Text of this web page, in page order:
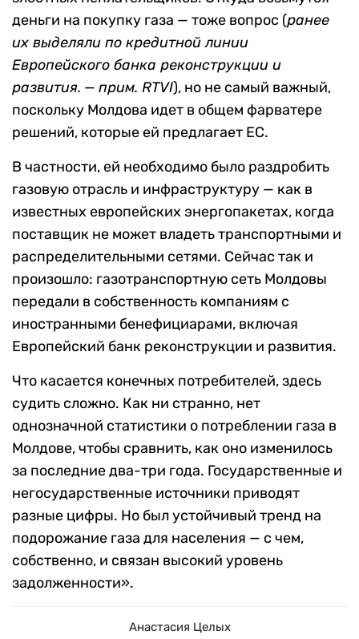
деньги на покупку газа — тоже вопрос (ранее
их выделяли по кредитной линии
Европейского банка реконструкции и
развития. — прим. RTVI), но не самый важный,
поскольку Молдова идет в общем фарватере
решений, которые ей предлагает ЕС.
В частности, ей необходимо было раздробить
газовую отрасль и инфраструктуру — как в
известных европейских энергопакетах, когда
поставщик не может владеть транспортными и
распределительными сетями. Сейчас так и
произошло: газотранспортную сеть Молдовы
передали в собственность компаниям с
иностранными бенефициарами, включая
Европейский банк реконструкции и развития.
Что касается конечных потребителей, здесь
судить сложно. Как ни странно, нет
однозначной статистики о потреблении газа в
Молдове, чтобы сравнить, как оно изменилось
за последние два-три года. Государственные и
негосударственные источники приводят
разные цифры. Но был устойчивый тренд на
подорожание газа для населения — с чем,
собственно, и связан высокий уровень
задолженности».
Анастасия Целых